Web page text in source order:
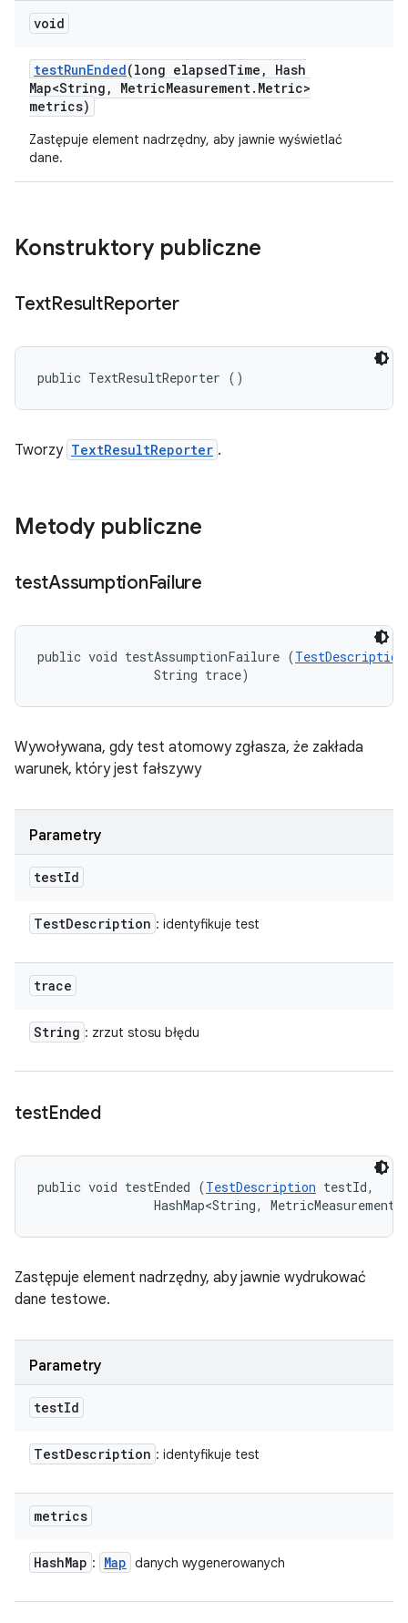
void
testRunEnded(long elapsedTime ,
Hash
Map<String , MetricMeasurement. Metric>
metrics)
Zastępuje element nadrzędny, aby jawnie wyświetlać
dane.
Konstruktory publiczne
TextResultReporter
public TextResultReporter ()
Tworzy TextResultReporter .
Metody publiczne
testAssumptionFailure
public void testAssumptionFailure (TestDescription
                String trace)
Wywoływana, gdy test atomowy zgłasza, że zakłada
warunek, który jest fałszywy
Parametry
testId
TestDescription : identyfikuje test
trace
String : zrzut stosu błędu
testEnded
public void testEnded (TestDescription testId,
HashMap<String,
Zastępuje element nadrzędny, aby jawnie wydrukować
dane testowe.
Parametry
testId
TestDescription : identyfikuje test
metrics
HashMap : Map danych wygenerowanych